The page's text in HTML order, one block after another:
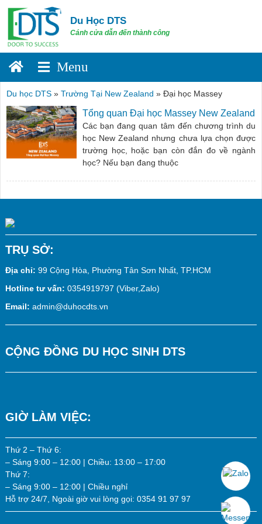
Du Học DTS
Cánh cửa dẫn đến thành công
Du học DTS » Trường Tại New Zealand » Đại học Massey
Tổng quan Đại học Massey New Zealand
Các bạn đang quan tâm đến chương trình du
học New Zealand nhưng chưa lựa chọn được
trường học, hoặc bạn còn đắn đo về ngành
học? Nếu bạn đang thuộc
TRỤ SỞ:
Địa chỉ: 99 Cộng Hòa, Phường Tân Sơn Nhất, TP.HCM
Hotline tư vấn: 0354919797 (Viber,Zalo)
Email: admin@duhocdts.vn
CỘNG ĐỒNG DU HỌC SINH DTS
GIỜ LÀM VIỆC:
Thứ 2 – Thứ 6:
– Sáng 9:00 – 12:00 | Chiều: 13:00 – 17:00
Thứ 7:
– Sáng 9:00 – 12:00 | Chiều nghỉ
Hỗ trợ 24/7, Ngoài giờ vui lòng gọi: 0354 91 97 97